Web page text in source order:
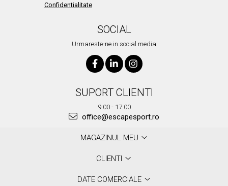
Confidentialitate
SOCIAL
Urmareste-ne in social media
SUPORT CLIENTI
9:00 - 17:00
office@escapesport.ro
MAGAZINUL MEU
CLIENTI
DATE COMERCIALE